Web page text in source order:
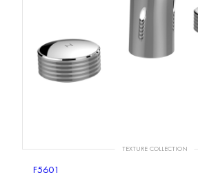
TEXTURE COLLECTION
F5601